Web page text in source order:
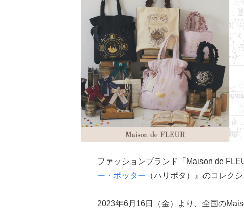
ファッションブランド「Maison de
ー・ポッター （ハリポタ）』のコレク
2023年6月16日（金）より、全国の